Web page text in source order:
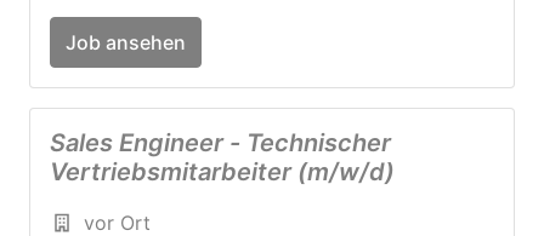
Job ansehen
Sales Engineer - Technischer
Vertriebsmitarbeiter (m/w/d)
vor Ort